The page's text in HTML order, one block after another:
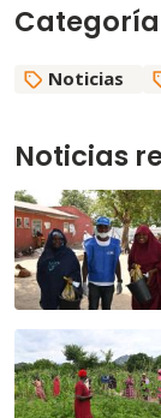
Categoría
Noticias
Noticias